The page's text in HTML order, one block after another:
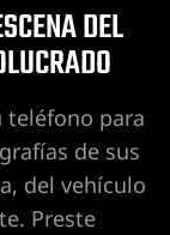
DEL
teléfono para
de sus
del vehículo
Preste